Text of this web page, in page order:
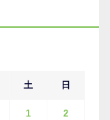
土 日
1 2